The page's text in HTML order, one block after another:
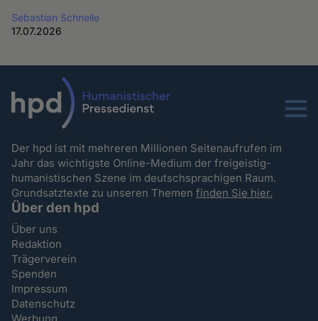
Sebastian Schnelle
17.07.2026
Menu
Der hpd ist mit mehreren Millionen Seitenaufrufen im
Jahr das wichtigste Online-Medium der freigeistig-
humanistischen Szene im deutschsprachigen Raum.
Grundsatztexte zu unseren Themenfinden Sie hier.
Über den hpd
Über uns
Redaktion
Trägerverein
Spenden
Impressum
Datenschutz
Werbung